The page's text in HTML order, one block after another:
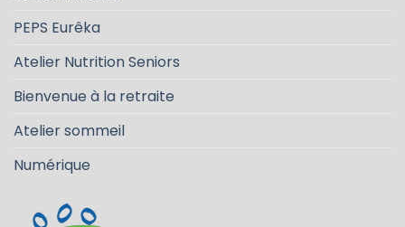
PEPS Eurêka
Atelier Nutrition Seniors
Bienvenue à la retraite
Atelier sommeil
Numérique